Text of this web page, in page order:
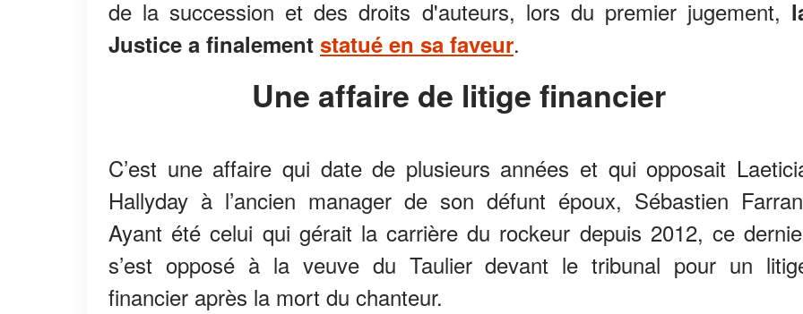
de la succession et des droits d'auteurs, lors du premier jugement,
Justice a finalement statué en sa faveur.
Une affaire de litige financier
C’est une affaire qui date de plusieurs années et qui opposait
Hallyday à l’ancien manager de son défunt époux, Sébastien
Ayant été celui qui gérait la carrière du rockeur depuis 2012, ce
s’est opposé à la veuve du Taulier devant le tribunal pour un
financier après la mort du chanteur.